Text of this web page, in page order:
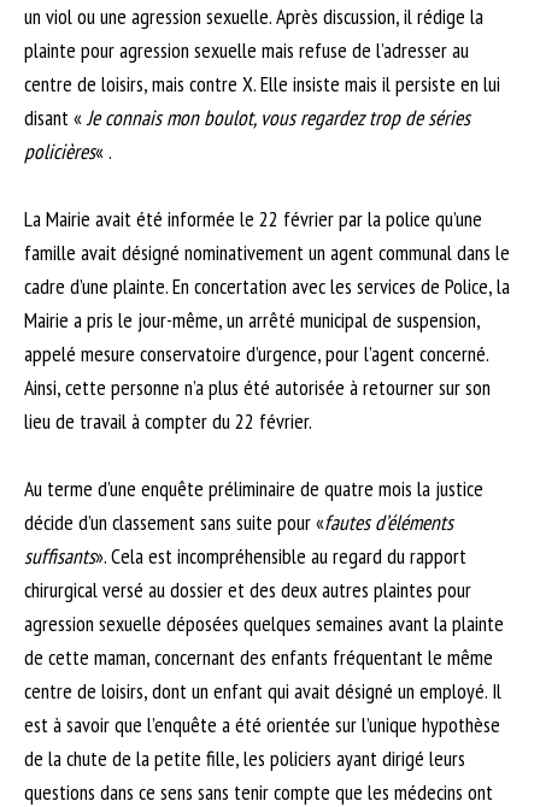
un viol ou une agression sexuelle. Après discussion, il rédige la
plainte pour agression sexuelle mais refuse de l’adresser au
centre de loisirs, mais contre X. Elle insiste mais il persiste en lui
disant «Je connais mon boulot, vous regardez trop de séries
policières« .
La Mairie avait été informée le 22 février par la police qu’une
famille avait désigné nominativement un agent communal dans le
cadre d’une plainte. En concertation avec les services de Police, la
Mairie a pris le jour-même, un arrêté municipal de suspension,
appelé mesure conservatoire d’urgence, pour l’agent concerné.
Ainsi, cette personne n’a plus été autorisée à retourner sur son
lieu de travail à compter du 22 février.
Au terme d’une enquête préliminaire de quatre mois la justice
décide d’un classement sans suite pour «fautes d’éléments
suffisants». Cela est incompréhensible au regard du rapport
chirurgical versé au dossier et des deux autres plaintes pour
agression sexuelle déposées quelques semaines avant la plainte
de cette maman, concernant des enfants fréquentant le même
centre de loisirs, dont un enfant qui avait désigné un employé. Il
est à savoir que l’enquête a été orientée sur l’unique hypothèse
de la chute de la petite fille, les policiers ayant dirigé leurs
questions dans ce sens sans tenir compte que les médecins ont